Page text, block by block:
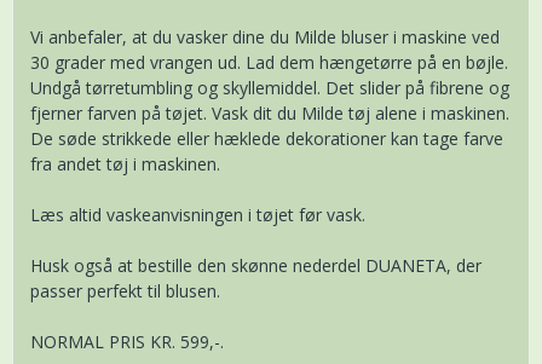
Vi anbefaler, at du vasker dine du Milde bluser i maskine ved
30 grader med vrangen ud. Lad dem hængetørre på en bøjle.
Undgå tørretumbling og skyllemiddel. Det slider på fibrene og
fjerner farven på tøjet. Vask dit du Milde tøj alene i maskinen.
De søde strikkede eller hæklede dekorationer kan tage farve
fra andet tøj i maskinen.
Læs altid vaskeanvisningen i tøjet før vask.
Husk også at bestille den skønne nederdel DUANETA, der
passer perfekt til blusen.
NORMAL PRIS KR. 599,-.